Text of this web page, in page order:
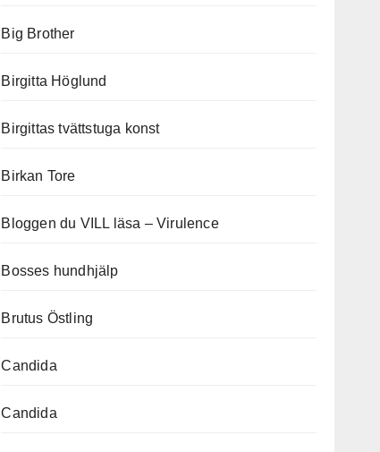
Big Brother
Birgitta Höglund
Birgittas tvättstuga konst
Birkan Tore
Bloggen du VILL läsa – Virulence
Bosses hundhjälp
Brutus Östling
Candida
Candida